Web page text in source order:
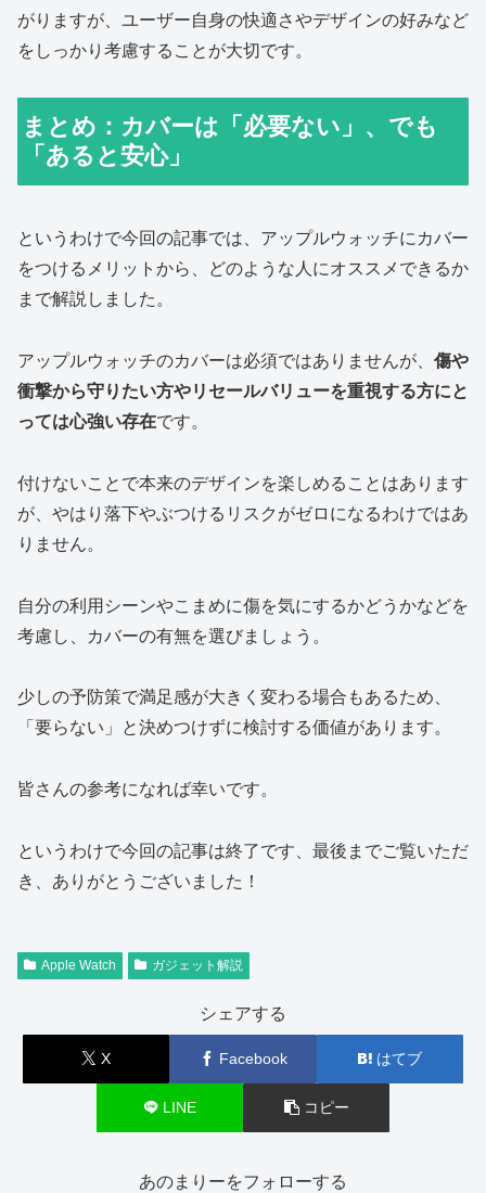
がりますが、ユーザー自身の快適さやデザインの好みなど
をしっかり考慮することが大切です。
まとめ：カバーは「必要ない」、でも
「あると安心」
というわけで今回の記事では、アップルウォッチにカバー
をつけるメリットから、どのような人にオススメできるか
まで解説しました。
アップルウォッチのカバーは必須ではありませんが、 傷や
衝撃から守りたい方やリセールバリューを重視する方にと
っては心強い存在です。
付けないことで本来のデザインを楽しめることはあります
が、やはり落下やぶつけるリスクがゼロになるわけではあ
りません。
自分の利用シーンやこまめに傷を気にするかどうかなどを
考慮し、カバーの有無を選びましょう。
少しの予防策で満足感が大きく変わる場合もあるため、
「要らない」と決めつけずに検討する価値があります。
皆さんの参考になれば幸いです。
というわけで今回の記事は終了です、最後までご覧いただ
き、ありがとうございました！
Apple Watch ガジェット解説
シェアする
X Facebook はてブ
LINE コピー
あのまりーをフォローする